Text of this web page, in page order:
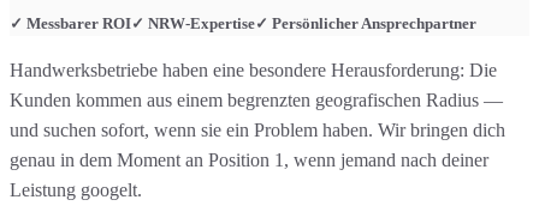
✓ Messbarer ROI✓ NRW-Expertise✓ Persönlicher Ansprechpartner
Handwerksbetriebe haben eine besondere Herausforderung: Die
Kunden kommen aus einem begrenzten geografischen Radius —
und suchen sofort, wenn sie ein Problem haben. Wir bringen dich
genau in dem Moment an Position 1, wenn jemand nach deiner
Leistung googelt.